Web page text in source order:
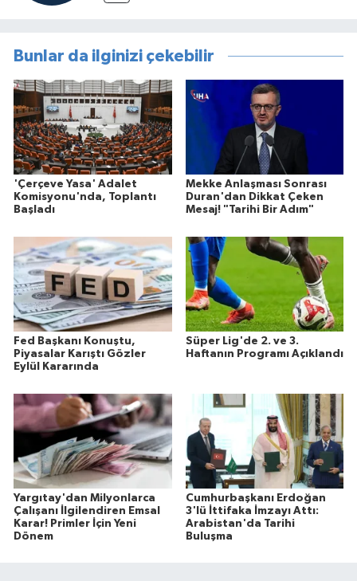
Bunlar da ilginizi çekebilir
'Çerçeve Yasa' Adalet
Komisyonu'nda, Toplantı
Başladı
Mekke Anlaşması Sonrası
Duran'dan Dikkat Çeken
Mesaj! "Tarihi Bir Adım"
Fed Başkanı Konuştu,
Piyasalar Karıştı Gözler
Eylül Kararında
Süper Lig'de 2. ve 3.
Haftanın Programı Açıklandı
Yargıtay'dan Milyonlarca
Çalışanı İlgilendiren Emsal
Karar! Primler İçin Yeni
Dönem
Cumhurbaşkanı Erdoğan
3'lü İttifaka İmzayı Attı:
Arabistan'da Tarihi
Buluşma